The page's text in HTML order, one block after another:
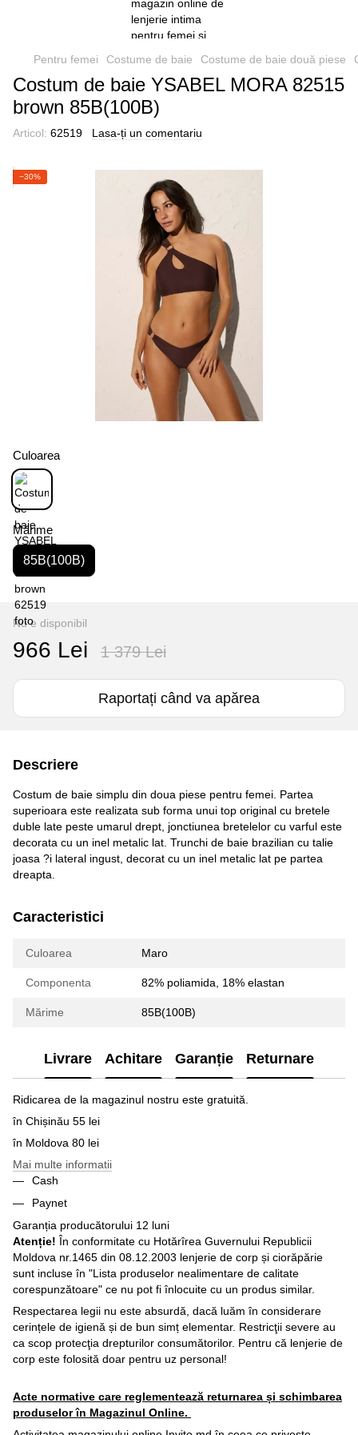
Pentru femei Costume de baie Costume de baie două piese
Costum de baie YSABEL MORA 82515
brown 85B(100B)
Articol: 62519 Lasa-ți un comentariu
−30%
Culoarea
Mărime
85B(100B)
Nu e disponibil
966 Lei 1 379 Lei
Raportați când va apărea
Descriere
Costum de baie simplu din doua piese pentru femei. Partea
superioara este realizata sub forma unui top original cu bretele
duble late peste umarul drept, jonctiunea bretelelor cu varful este
decorata cu un inel metalic lat. Trunchi de baie brazilian cu talie
joasa ?i lateral ingust, decorat cu un inel metalic lat pe partea
dreapta.
Caracteristici
Culoarea Maro
Componenta 82% poliamida, 18% elastan
Mărime 85B(100B)
Livrare Achitare Garanție Returnare
Ridicarea de la magazinul nostru este gratuită.
în Chișinău 55 lei
în Moldova 80 lei
Mai multe informatii
Cash
Paynet
Garanția producătorului 12 luni
Atenție! În conformitate cu Hotărîrea Guvernului Republicii
Moldova nr.1465 din 08.12.2003 lenjerie de corp și ciorăpărie
sunt incluse în "Lista produselor nealimentare de calitate
corespunzătoare" ce nu pot fi înlocuite cu un produs similar.
Respectarea legii nu este absurdă, dacă luăm în considerare
cerințele de igienă și de bun simț elementar. Restricţii severe au
ca scop protecţia drepturilor consumătorilor. Pentru că lenjerie de
corp este folosită doar pentru uz personal!
Acte normative care reglementează returnarea și schimbarea
produselor în Magazinul Online.